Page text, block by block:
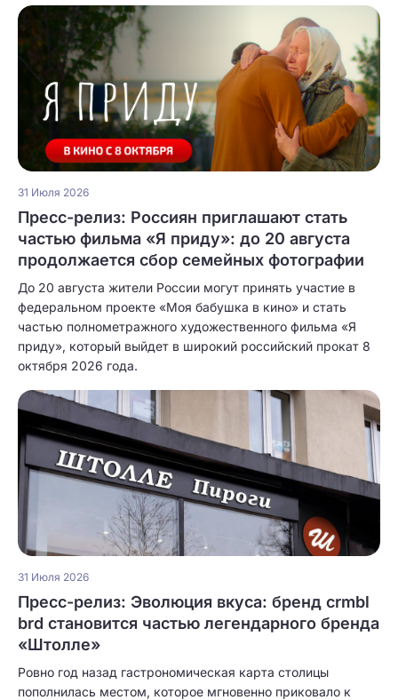
31 Июля 2026
Пресс-релиз: Россиян приглашают стать
частью фильма «Я приду»: до 20 августа
продолжается сбор семейных фотографии
До 20 августа жители России могут принять участие в
федеральном проекте «Моя бабушка в кино» и стать
частью полнометражного художественного фильма «Я
приду», который выйдет в широкий российский прокат 8
октября 2026 года.
31 Июля 2026
Пресс-релиз: Эволюция вкуса: бренд crmbl
brd становится частью легендарного бренда
«Штолле»
Ровно год назад гастрономическая карта столицы
пополнилась местом, которое мгновенно приковало к